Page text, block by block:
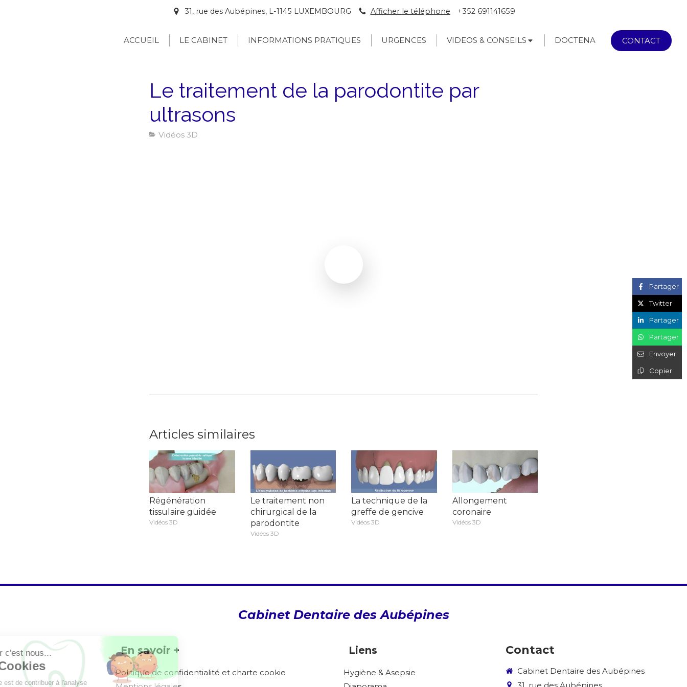
31, rue des Aubépines, L-1145 LUXEMBOURG Afficher le téléphone +352 691141659
ACCUEIL LE CABINET INFORMATIONS PRATIQUES URGENCES VIDEOS & CONSEILS DOCTENA CONTACT
Le traitement de la parodontite par
ultrasons
Vidéos 3D
Articles similaires
Régénération
tissulaire guidée
Vidéos 3D
Le traitement non
chirurgical de la
parodontite
Vidéos 3D
La technique de la
greffe de gencive
Vidéos 3D
Allongement
coronaire
Vidéos 3D
Partager
Twitter
Partager
Partager
Envoyer
Copier
Cabinet Dentaire des Aubépines
En savoir +
Politique de confidentialité et charte cookie
Liens
Hygiène & Asepsie
Contact
Cabinet Dentaire des Aubépines
31, rue des Aubépines